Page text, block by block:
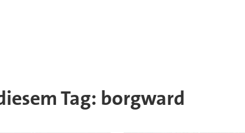
Tag: borgward